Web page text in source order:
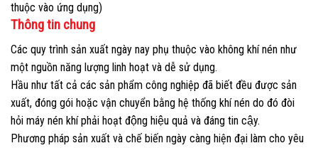
thuộc vào ứng dụng)
Thông tin chung
Các quy trình sản xuất ngày nay phụ thuộc vào không khí nén như
một nguồn năng lượng linh hoạt và dễ sử dụng.
Hầu như tất cả các sản phẩm công nghiệp đã biết đều được sản
xuất, đóng gói hoặc vận chuyển bằng hệ thống khí nén do đó đòi
hỏi máy nén khí phải hoạt động hiệu quả và đáng tin cậy.
Phương pháp sản xuất và chế biến ngày càng hiện đại làm cho yêu